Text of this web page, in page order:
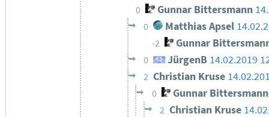
0 Gunnar Bittersmann
0 Matthias Apsel
-2 Gunnar
0 JürgenB 14.02.2019
2 Christian Kruse
0 Gunnar Bittersmann
2 Christian Kruse